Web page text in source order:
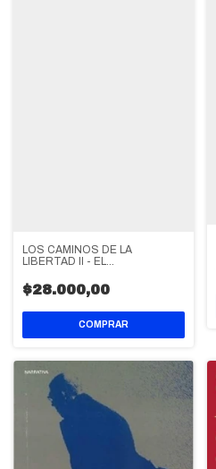
LOS CAMINOS DE LA
LIBERTAD II - EL
$28.000,00